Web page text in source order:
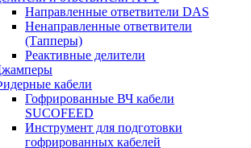
Направленные ответвители DAS
Ненаправленные ответвители
(Тапперы)
Реактивные делители
кабели
Гофрированные ВЧ кабели
SUCOFEED
Инструмент для подготовки
гофрированных кабелей